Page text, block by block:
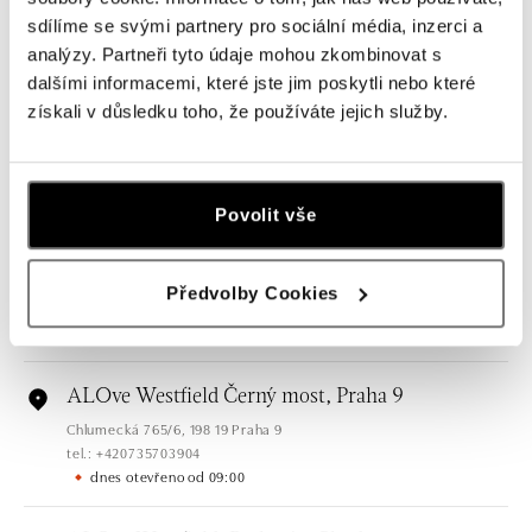
sdílíme se svými partnery pro sociální média, inzerci a
analýzy. Partneři tyto údaje mohou zkombinovat s
dalšími informacemi, které jste jim poskytli nebo které
získali v důsledku toho, že používáte jejich služby.
Povolit vše
Předvolby Cookies
Všechny Česko Slovensko
ALOve OC Nový Smíchov, Praha 5
tel.: +420736509250
dnes otevřeno od 09:00
ALOve OC Olympia, Brno
U Dálnice 777, 664 42 Brno
tel.: +420604389337
dnes otevřeno od 09:00
ALOve Westfield Černý most, Praha 9
Chlumecká 765/6, 198 19 Praha 9
tel.: +420735703904
dnes otevřeno od 09:00